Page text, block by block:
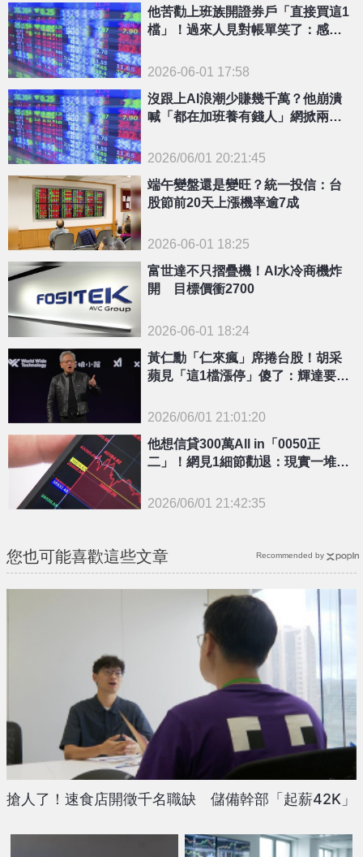
他苦勸上班族開證券戶「直接買這1
檔」！過來人見對帳單笑了：感謝
2026-06-01 17:58
{PLAYICON}
沒跟上AI浪潮少賺幾千萬？他崩潰
喊「都在加班養有錢人」網掀兩派
2026/06/01 20:21:45
端午變盤還是變旺？統一投信：台
股節前20天上漲機率逾7成
2026-06-01 18:25
富世達不只摺疊機！AI水冷商機炸
開 目標價衝2700
2026-06-01 18:24
{PLAYICON}
黃仁勳「仁來瘋」席捲台股！胡采
蘋見「這1檔漲停」傻了：輝達要買
2026/06/01 21:01:20
他想信貸300萬All in「0050正
二」！網見1細節勸退：現實一堆負
2026/06/01 21:42:35
您也可能喜歡這些文章
搶人了！速食店開徵千名職缺 儲備幹部「起薪42K」
Recommended by